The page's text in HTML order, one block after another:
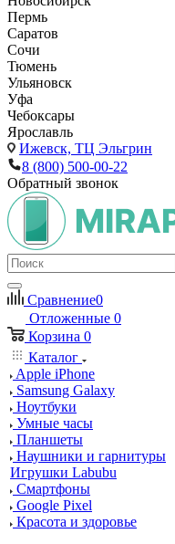
Пермь
Саратов
Сочи
Тюмень
Ульяновск
Уфа
Чебоксары
Ярославль
Ижевск, ТЦ Эльгрин
8 (800) 500-00-22
Обратный звонок
Сравнение0
Отложенные 0
Корзина 0
Каталог
Apple iPhone
Samsung Galaxy
Ноутбуки
Умные часы
Планшеты
Наушники и гарнитуры
Игрушки Labubu
Смартфоны
Google Pixel
Красота и здоровье